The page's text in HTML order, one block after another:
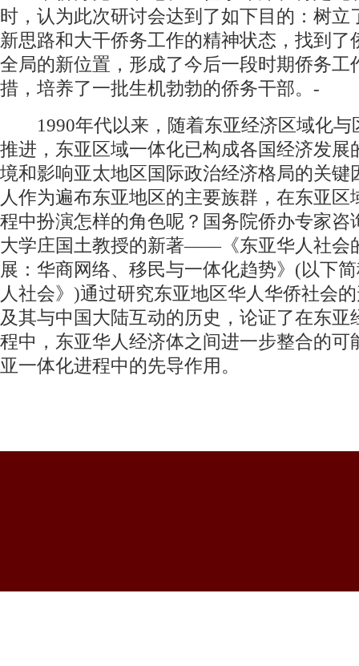
时，认为此次研讨会达到了如下目的：树立
新思路和大干侨务工作的精神状态，找到了
全局的新位置，形成了今后一段时期侨务工
措，培养了一批生机勃勃的侨务干部。-
1990年代以来，随着东亚经济区域化与
推进，东亚区域一体化已构成各国经济发展
境和影响亚太地区国际政治经济格局的关键
人作为遍布东亚地区的主要族群，在东亚区
程中扮演怎样的角色呢？国务院侨办专家咨
大学庄国土教授的新著——《东亚华人社会
展：华商网络、移民与一体化趋势》(以下
人社会》)通过研究东亚地区华人华侨社会
及其与中国大陆互动的历史，论证了在东亚
程中，东亚华人经济体之间进一步整合的可
亚一体化进程中的先导作用。